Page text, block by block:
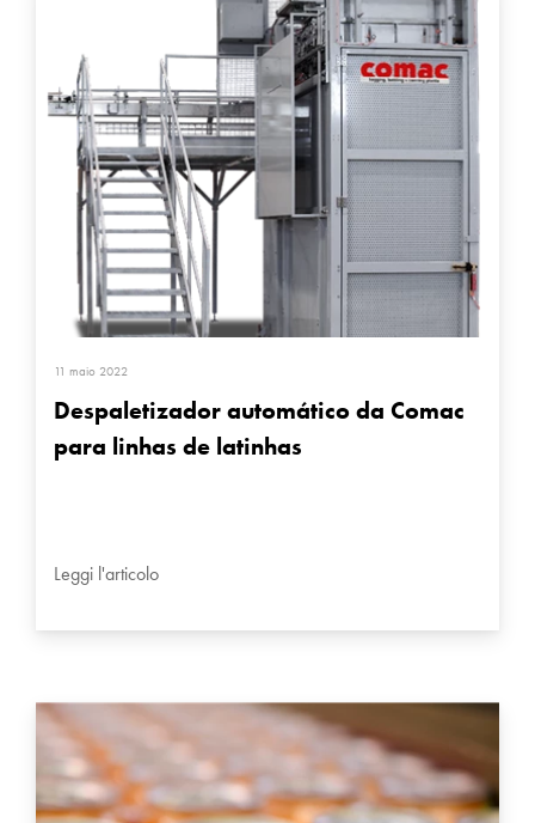
11 maio 2022
Despaletizador automático da Comac
para linhas de latinhas
Leggi l'articolo